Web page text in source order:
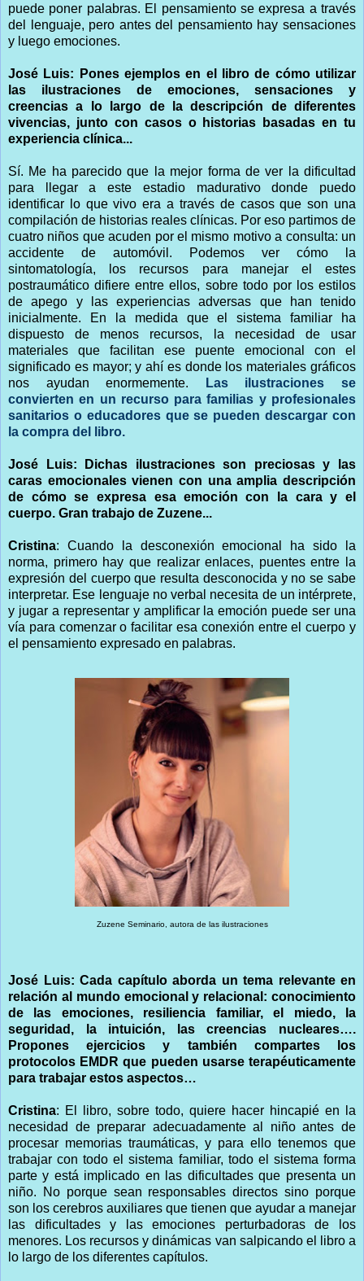
puede poner palabras. El pensamiento se expresa a través
del lenguaje, pero antes del pensamiento hay sensaciones
y luego emociones.
José Luis: Pones ejemplos en el libro de cómo utilizar
las ilustraciones de emociones, sensaciones y
creencias a lo largo de la descripción de diferentes
vivencias, junto con casos o historias basadas en tu
experiencia clínica...
Sí. Me ha parecido que la mejor forma de ver la dificultad
para llegar a este estadio madurativo donde puedo
identificar lo que vivo era a través de casos que son una
compilación de historias reales clínicas. Por eso partimos de
cuatro niños que acuden por el mismo motivo a consulta: un
accidente de automóvil. Podemos ver cómo la
sintomatología, los recursos para manejar el estes
postraumático difiere entre ellos, sobre todo por los estilos
de apego y las experiencias adversas que han tenido
inicialmente. En la medida que el sistema familiar ha
dispuesto de menos recursos, la necesidad de usar
materiales que facilitan ese puente emocional con el
significado es mayor; y ahí es donde los materiales gráficos
nos ayudan enormemente.
Las ilustraciones se
convierten en un recurso para familias y profesionales
sanitarios o educadores que se pueden descargar con
la compra del libro.
José Luis: Dichas ilustraciones son preciosas y las
caras emocionales vienen con una amplia descripción
de cómo se expresa esa emoción con la cara y el
cuerpo. Gran trabajo de Zuzene...
Cristina: Cuando la desconexión emocional ha sido la
norma, primero hay que realizar enlaces, puentes entre la
expresión del cuerpo que resulta desconocida y no se sabe
interpretar. Ese lenguaje no verbal necesita de un intérprete,
y jugar a representar y amplificar la emoción puede ser una
vía para comenzar o facilitar esa conexión entre el cuerpo y
el pensamiento expresado en palabras.
Zuzene Seminario, autora de las ilustraciones
José Luis: Cada capítulo aborda un tema relevante en
relación al mundo emocional y relacional: conocimiento
de las emociones, resiliencia familiar, el miedo, la
seguridad, la intuición, las creencias nucleares….
Propones ejercicios y también compartes los
protocolos EMDR que pueden usarse terapéuticamente
para trabajar estos aspectos…
Cristina: El libro, sobre todo, quiere hacer hincapié en la
necesidad de preparar adecuadamente al niño antes de
procesar memorias traumáticas, y para ello tenemos que
trabajar con todo el sistema familiar, todo el sistema forma
parte y está implicado en las dificultades que presenta un
niño. No porque sean responsables directos sino porque
son los cerebros auxiliares que tienen que ayudar a manejar
las dificultades y las emociones perturbadoras de los
menores. Los recursos y dinámicas van salpicando el libro a
lo largo de los diferentes capítulos.